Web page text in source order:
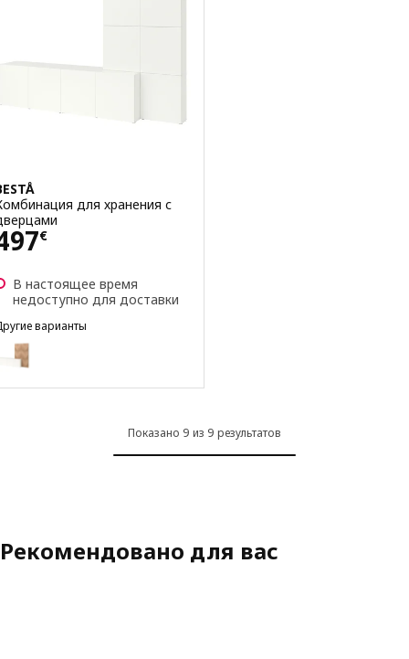
для хранения с
€ 497€
В настоящее время
недоступно для доставки
варианты
BESTÅ, Комбинация для хранения с дверцами
Показано 9 из 9 результатов
Рекомендовано для вас